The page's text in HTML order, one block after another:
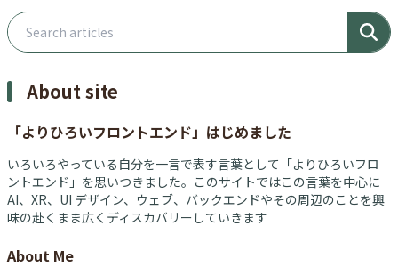
Search articles
About site
「よりひろいフロントエンド」はじめました
いろいろやっている自分を一言で表す言葉として「よりひろいフロ
ントエンド」を思いつきました。このサイトではこの言葉を中心に
AI、XR、UI デザイン、ウェブ、バックエンドやその周辺のことを興
味の赴くまま広くディスカバリーしていきます
About Me